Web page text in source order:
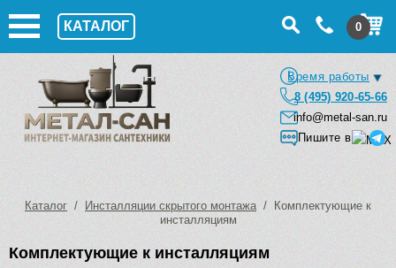
КАТАЛОГ 0
Время работы
8 (495) 920-65-66
info@metal-san.ru
Пишите в
Каталог / Инсталляции скрытого монтажа/ Комплектующие к
инсталляциям
Комплектующие к инсталляциям